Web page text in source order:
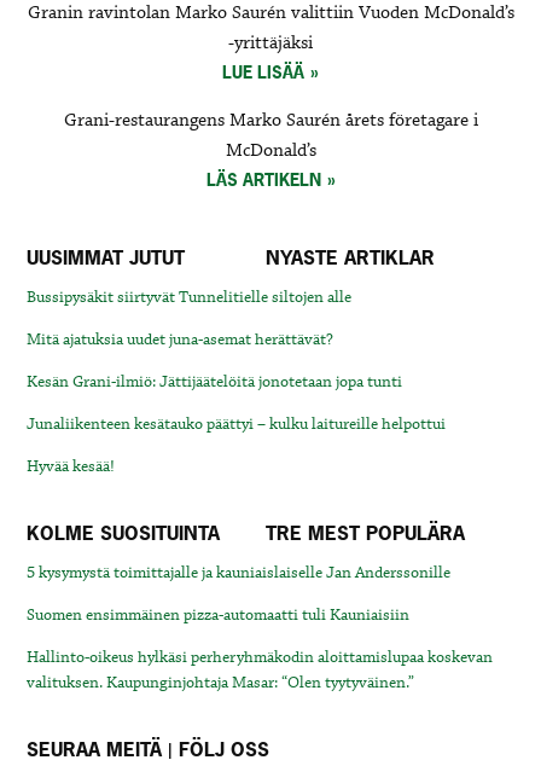
Granin ravintolan Marko Saurén valittiin Vuoden McDonald’s
-yrittäjäksi
LUE LISÄÄ
Grani-restaurangens Marko Saurén årets företagare i
McDonald’s
LÄS ARTIKELN
UUSIMMAT JUTUT NYASTE ARTIKLAR
Bussipysäkit siirtyvät Tunnelitielle siltojen alle
Mitä ajatuksia uudet juna-asemat herättävät?
Kesän Grani-ilmiö: Jättijäätelöitä jonotetaan jopa tunti
Junaliikenteen kesätauko päättyi – kulku laitureille helpottui
Hyvää kesää!
KOLME SUOSITUINTA TRE MEST POPULÄRA
5 kysymystä toimittajalle ja kauniaislaiselle Jan Anderssonille
Suomen ensimmäinen pizza-automaatti tuli Kauniaisiin
Hallinto-oikeus hylkäsi perheryhmäkodin aloittamislupaa koskevan
valituksen. Kaupunginjohtaja Masar: “Olen tyytyväinen.”
SEURAA MEITÄ | FÖLJ OSS